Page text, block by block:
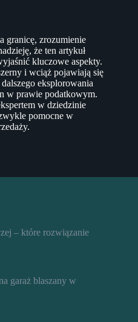
granicę, zrozumienie
że ten artykuł
kluczowe aspekty.
i wciąż pojawiają się
eksplorowania
w prawie podatkowym.
w dziedzinie
pomocne w
– które rozwiązanie
garaż blaszany w